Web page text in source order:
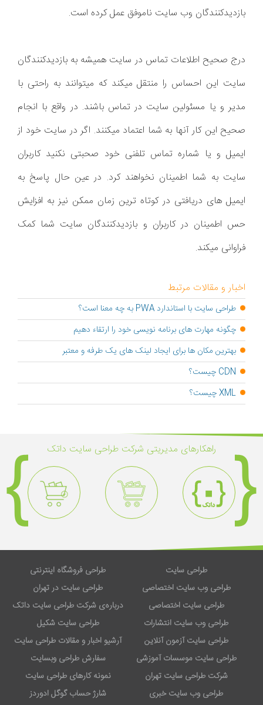
بازدیدکنندگان وب سایت ناموفق عمل کرده است.
درج صحیح اطلاعات تماس در سایت همیشه به بازدیدکنندگان
سایت این احساس را منتقل میکند که میتوانند به راحتی با
مدیر و یا مسئولین سایت در تماس باشند. در واقع با انجام
صحیح این کار آنها به شما اعتماد میکنند. اگر در سایت خود از
ایمیل و یا شماره تماس تلفنی خود صحبتی نکنید کاربران
سایت به شما اطمینان نخواهند کرد. در عین حال پاسخ به
ایمیل های دریافتی در کوتاه ترین زمان ممکن نیز به افزایش
حس اطمینان در کاربران و بازدیدکنندگان سایت شما کمک
فراوانی میکند.
اخبار و مقالات مرتبط
طراحی سایت با استاندارد PWA به چه معنا است؟
چگونه مهارت‌ های برنامه‌ نویسی خود را ارتقاء دهیم
بهترین مکان ها برای ایجاد لینک های یک طرفه و معتبر
CDN چیست؟
XML چیست؟
راهکار‌های مدیریتی شرکت طراحی سایت داتک
طراحی سایت
طراحی وب سایت اختصاصی
طراحی سایت اختصاصی
طراحی وب سایت انتشارات
طراحی سایت آزمون آنلاین
طراحی سایت موسسات آموزشی
شرکت طراحی سایت تهران
طراحی وب سایت خبری
طراحی فروشگاه اینترنتی
طراحی سایت در تهران
درباره‌ی شرکت طراحی سایت داتک
طراحی سایت شکیل
آرشیو اخبار و مقالات طراحی سایت
سفارش طراحی وبسایت
نمونه کارهای طراحی سایت
شارژ حساب گوگل ادوردز